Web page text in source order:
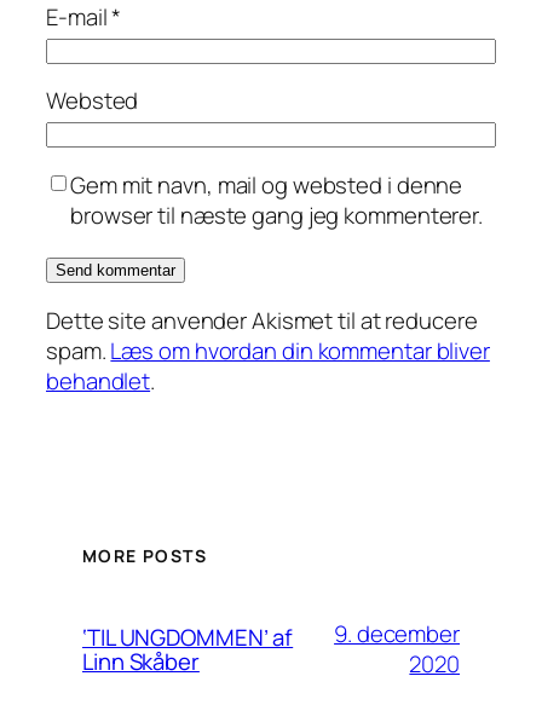
E-mail*
Websted
Gem mit navn, mail og websted i denne
browser til næste gang jeg kommenterer.
Dette site anvender Akismet til at reducere
spam.Læs om hvordan din kommentar bliver
behandlet.
MORE POSTS
‘TIL UNGDOMMEN’ af
Linn Skåber
9. december
2020